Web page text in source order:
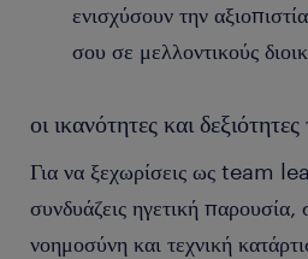
ενισχύσουν την
σου σε μελλοντικούς
οι ικανότητες και
Για να ξεχωρίσεις ως team
συνδυάζεις ηγετική παρουσία,
νοημοσύνη και τεχνική